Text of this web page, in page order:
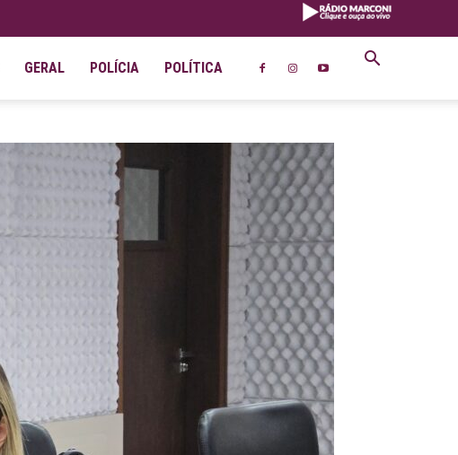
GERAL POLÍCIA POLÍTICA